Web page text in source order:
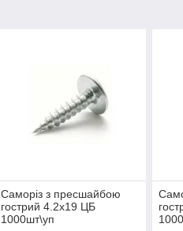
Саморіз з пресшайбою
гострий 4.2х19 ЦБ
1000шт\уп